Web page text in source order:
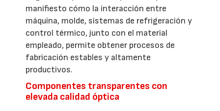
manifiesto cómo la interacción entre
máquina, molde, sistemas de refrigeración y
control térmico, junto con el material
empleado, permite obtener procesos de
fabricación estables y altamente
productivos.
Componentes transparentes con
elevada calidad óptica